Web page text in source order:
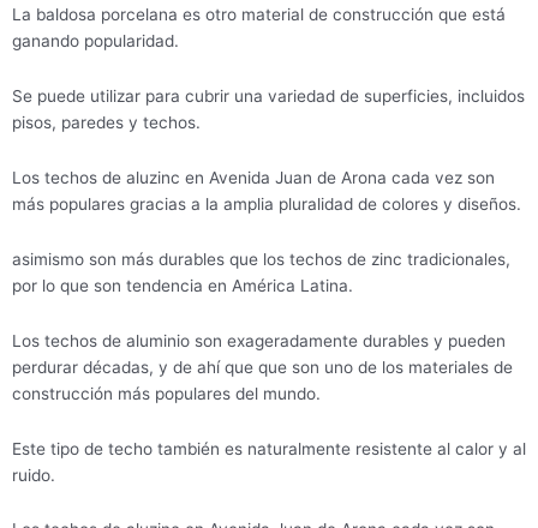
La baldosa porcelana es otro material de construcción que está
ganando popularidad.
Se puede utilizar para cubrir una variedad de superficies, incluidos
pisos, paredes y techos.
Los techos de aluzinc en Avenida Juan de Arona cada vez son
más populares gracias a la amplia pluralidad de colores y diseños.
asimismo son más durables que los techos de zinc tradicionales,
por lo que son tendencia en América Latina.
Los techos de aluminio son exageradamente durables y pueden
perdurar décadas, y de ahí que que son uno de los materiales de
construcción más populares del mundo.
Este tipo de techo también es naturalmente resistente al calor y al
ruido.